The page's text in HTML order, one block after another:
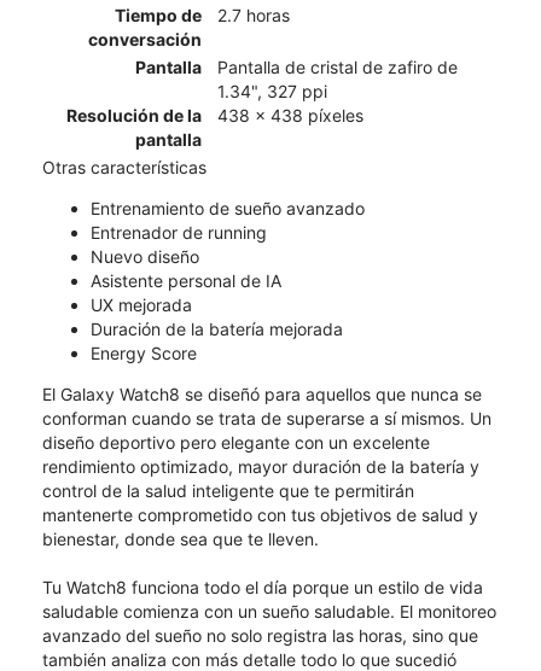
Tiempo de
conversación
2.7 horas
Pantalla
Pantalla de cristal de zafiro de
1.34", 327 ppi
Resolución de la
pantalla
438 x 438 píxeles
Otras características
Entrenamiento de sueño avanzado
Entrenador de running
Nuevo diseño
Asistente personal de IA
UX mejorada
Duración de la batería mejorada
Energy Score
El Galaxy Watch8 se diseñó para aquellos que nunca se
conforman cuando se trata de superarse a sí mismos. Un
diseño deportivo pero elegante con un excelente
rendimiento optimizado, mayor duración de la batería y
control de la salud inteligente que te permitirán
mantenerte comprometido con tus objetivos de salud y
bienestar, donde sea que te lleven.
Tu Watch8 funciona todo el día porque un estilo de vida
saludable comienza con un sueño saludable. El monitoreo
avanzado del sueño no solo registra las horas, sino que
también analiza con más detalle todo lo que sucedió